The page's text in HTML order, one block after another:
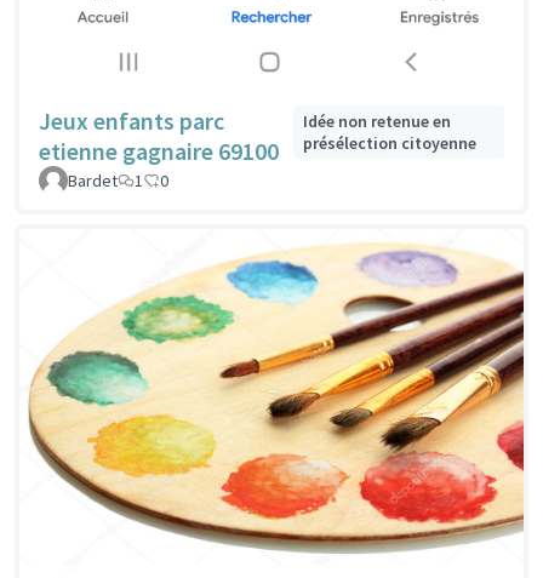
Jeux enfants parc
etienne gagnaire 69100
Idée non retenue en
présélection citoyenne
Bardet
1 0